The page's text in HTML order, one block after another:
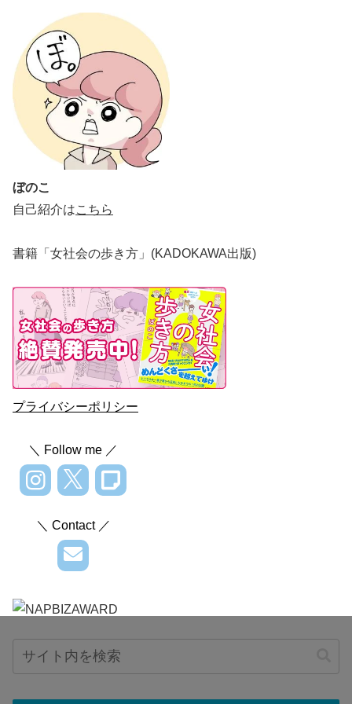
ぼのこ
自己紹介はこちら
書籍「女社会の歩き方」(KADOKAWA出版)
プライバシーポリシー
＼ Follow me ／
＼ Contact ／